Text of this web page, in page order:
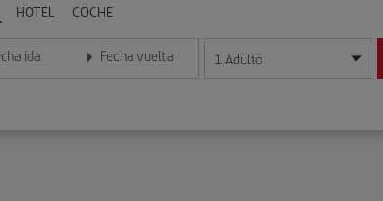
HOTEL COCHE
ida
la fecha en formato día/mes/año
Fecha vuelta
Introduce la fecha en formato día/mes/año
1 Adulto